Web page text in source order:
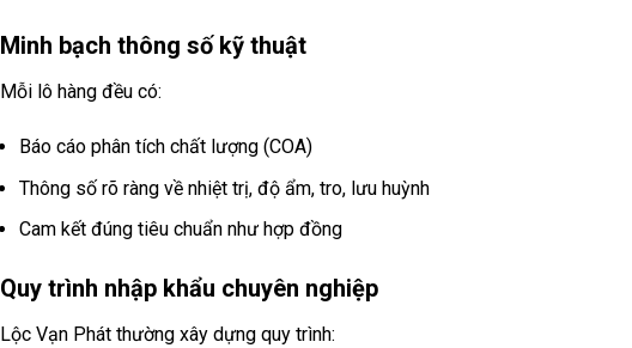
Minh bạch thông số kỹ thuật
Mỗi lô hàng đều có:
Báo cáo phân tích chất lượng (COA)
Thông số rõ ràng về nhiệt trị, độ ẩm, tro, lưu huỳnh
Cam kết đúng tiêu chuẩn như hợp đồng
Quy trình nhập khẩu chuyên nghiệp
Lộc Vạn Phát thường xây dựng quy trình: